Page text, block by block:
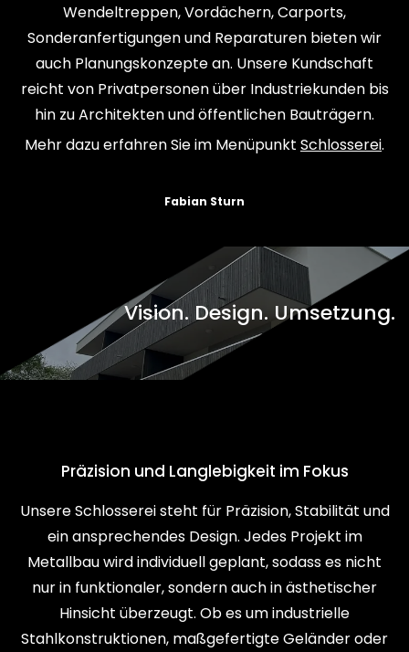
Wendeltreppen, Vordächern, Carports,
Sonderanfertigungen und Reparaturen bieten wir
auch Planungskonzepte an. Unsere Kundschaft
reicht von Privatpersonen über Industriekunden bis
hin zu Architekten und öffentlichen Bauträgern.
Mehr dazu erfahren Sie im Menüpunkt Schlosserei.
Fabian Sturn
Vision. Design. Umsetzung.
Präzision und Langlebigkeit im Fokus
Unsere Schlosserei steht für Präzision, Stabilität und
ein ansprechendes Design. Jedes Projekt im
Metallbau wird individuell geplant, sodass es nicht
nur in funktionaler, sondern auch in ästhetischer
Hinsicht überzeugt. Ob es um industrielle
Stahlkonstruktionen, maßgefertigte Geländer oder